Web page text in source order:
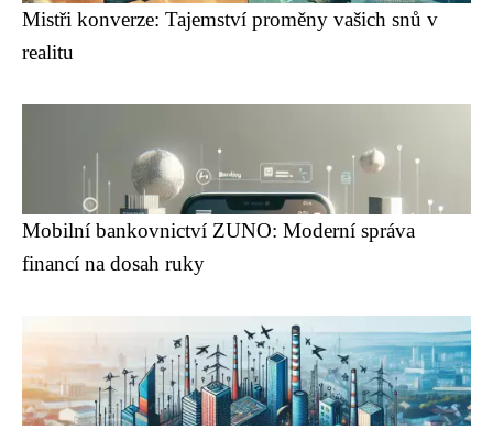
Mistři konverze: Tajemství proměny vašich snů v
realitu
Mobilní bankovnictví ZUNO: Moderní správa
financí na dosah ruky